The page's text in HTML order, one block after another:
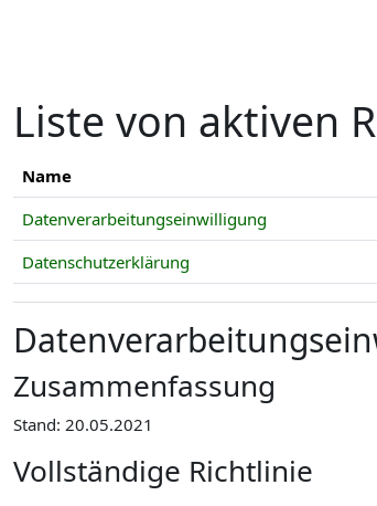
Liste von aktiven
Name
Datenverarbeitungseinwilligung
Datenschutzerklärung
Zusammenfassung
Stand: 20.05.2021
Vollständige Richtlinie